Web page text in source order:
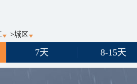
>城区
7天 8-15天